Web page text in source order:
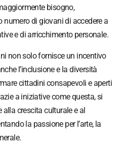
bisogno,
di giovani di accedere a
e di arricchimento personale.
non solo fornisce un incentivo
l’inclusione e la diversità
cittadini consapevoli e aperti
a iniziative come questa, si
crescita culturale e al
la passione per l’arte, la